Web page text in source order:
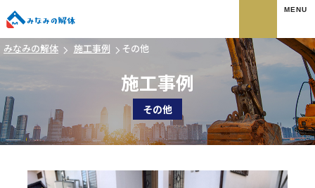
みなみの解体 施工事例 その他
施工事例
その他